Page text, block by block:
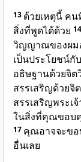
13 ด้วยเหตุนี้ ค
สิ่งที่พูดได้ด้วย 14
วิญญาณของผม
เป็นประโยชน์กั
อธิษฐานด้วยจิ
สรรเสริญด้วย
สรรเสริญพระเ
ในสิ่งที่คุณขอบคุ
17 คุณอาจจะขอ
อื่นเลย